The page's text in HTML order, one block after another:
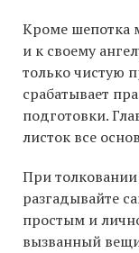
Кроме шепотка
и к своему
только чистую
срабатывает
подготовки.
листок все
При
разгадывайте
простым и
вызванный